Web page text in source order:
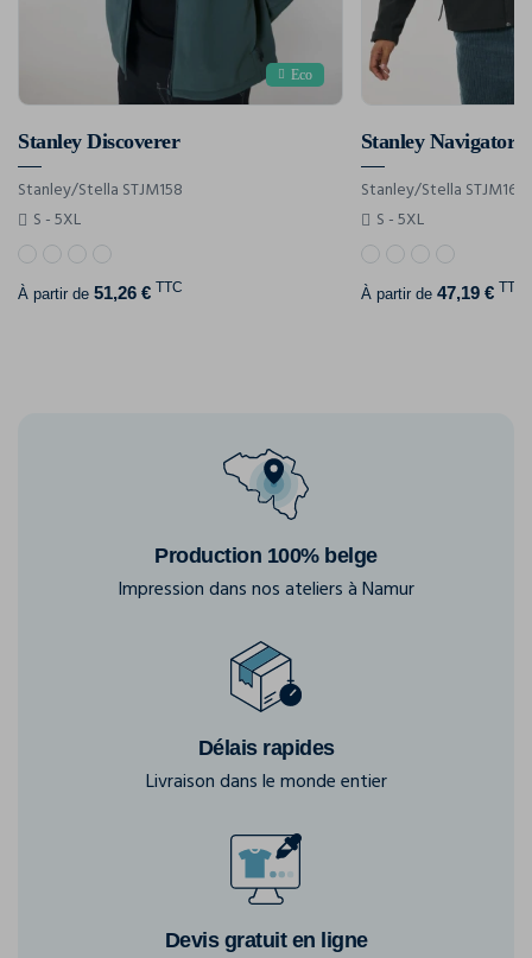
Eco
Stanley Discoverer
Stanley/Stella STJM158
S - 5XL
À partir de 51,26 € TTC
Stanley Navigator
Stanley/Stella STJM167
S - 5XL
À partir de 47,19 € TTC
Production 100% belge
Impression dans nos ateliers à Namur
Délais rapides
Livraison dans le monde entier
Devis gratuit en ligne